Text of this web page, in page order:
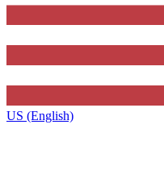
US (English)